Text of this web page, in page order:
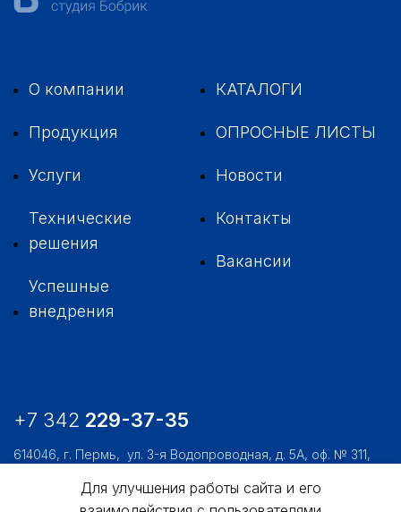
О компании
Продукция
Услуги
Технические
решения
Успешные
внедрения
КАТАЛОГИ
ОПРОСНЫЕ ЛИСТЫ
Новости
Контакты
Вакансии
+7 342 229-37-35
614046, г. Пермь, ул. 3-я Водопроводная, д. 5А, оф. № 311,
usk@usk.perm.ruДля улучшения работы сайта и его